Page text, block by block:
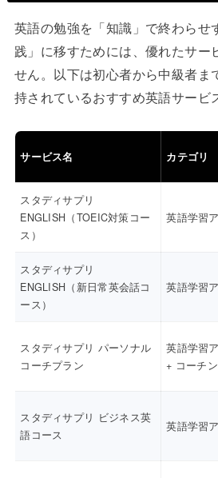
英語の勉強を「知識」で終わらせ
践」に移すためには、優れたサー
せん。以下は初心者から中級者ま
持されているおすすめ英語サービ
サービス名 カテゴリ
スタディサプリ
ENGLISH（TOEIC対策コー
ス）
英語学習
スタディサプリ
ENGLISH（新日常英会話コ
ース）
英語学習
スタディサプリ パーソナル
コーチプラン
英語学習
+ コーチ
スタディサプリ ビジネス英
語コース
英語学習